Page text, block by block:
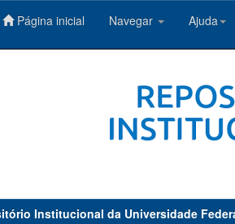
Página inicial Navegar Ajuda
Institucional da Universidade